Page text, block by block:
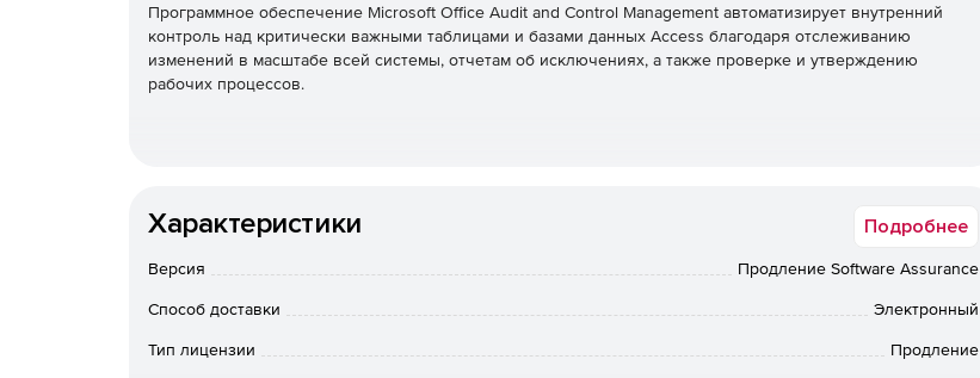
Программное обеспечение Microsoft Office Audit and Control Management автоматизирует внутренний
контроль над критически важными таблицами и базами данных Access благодаря отслеживанию
изменений в масштабе всей системы, отчетам об исключениях, а также проверке и утверждению
рабочих процессов.
Характеристики Подробнее
Версия Продление Software Assurance
Способ доставки Электронный
Тип лицензии Продление